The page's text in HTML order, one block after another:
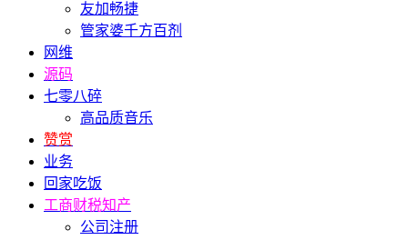
友加畅捷
管家婆千方百剂
网维
源码
七零八碎
高品质音乐
赞赏
业务
回家吃饭
工商财税知产
公司注册